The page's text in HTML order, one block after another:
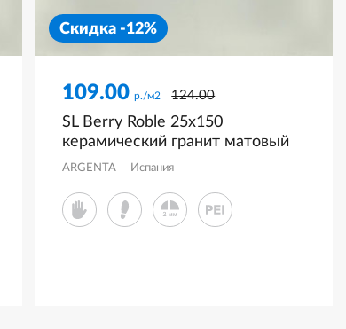
Скидка -12%
109.00 р./м2 124.00
SL Berry Roble 25x150
керамический гранит матовый
ARGENTA Испания